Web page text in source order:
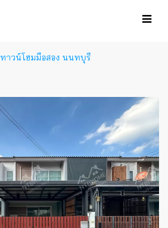
ทาวน์โฮมมือสอง นนทบุรี